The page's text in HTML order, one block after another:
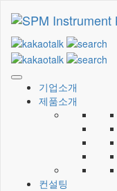
CAE Technology
씨에이이테크놀러지
기업소개
제품소개
컨설팅